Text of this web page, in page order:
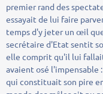
premier rand des
essayait de lui faire
temps d'y jeter un œil
secrétaire d'Etat sentit
elle comprit qu'il lui
avaient osé l'impensable
qui constituait son pire